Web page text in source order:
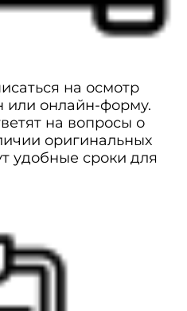
на осмотр
или онлайн-форму.
на вопросы о
оригинальных
удобные сроки для